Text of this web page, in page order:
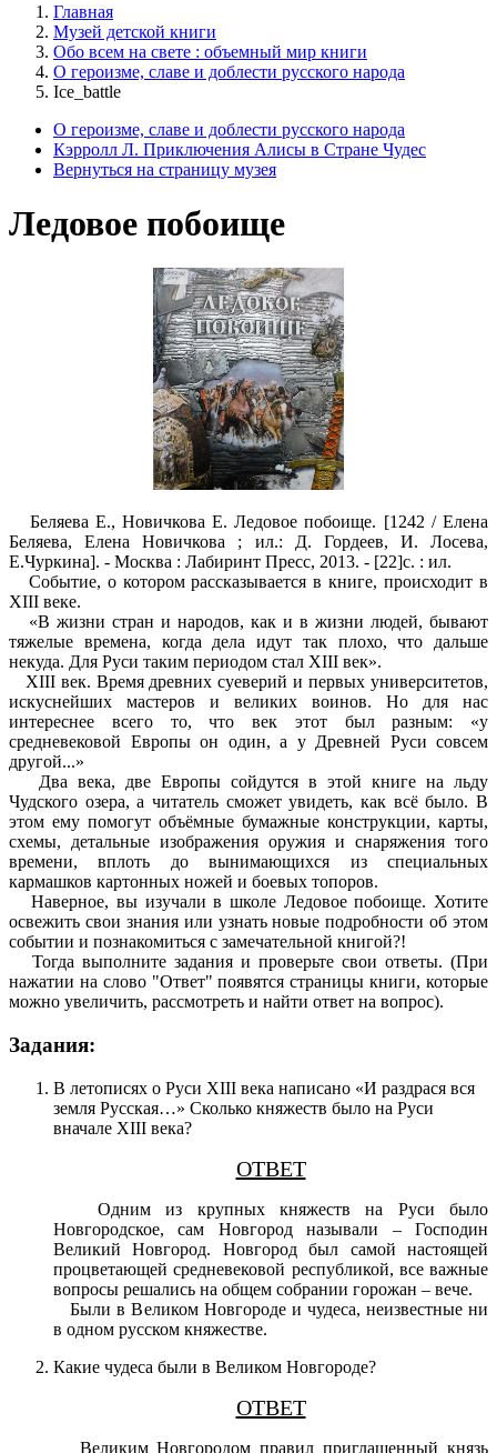
Главная
Музей детской книги
Обо всем на свете : объемный мир книги
О героизме, славе и доблести русского народа
Ice_battle
О героизме, славе и доблести русского народа
Кэрролл Л. Приключения Алисы в Стране Чудес
Вернуться на страницу музея
Ледовое побоище
Беляева Е., Новичкова Е. Ледовое побоище. [1242 / Елена
Беляева, Елена Новичкова ; ил.: Д. Гордеев, И. Лосева,
Е.Чуркина]. - Москва : Лабиринт Пресс, 2013. - [22]с. : ил.
Событие, о котором рассказывается в книге, происходит в
XIII веке.
«В жизни стран и народов, как и в жизни людей, бывают
тяжелые времена, когда дела идут так плохо, что дальше
некуда. Для Руси таким периодом стал XIII век».
XIII век. Время древних суеверий и первых университетов,
искуснейших мастеров и великих воинов. Но для нас
интереснее всего то, что век этот был разным: «у
средневековой Европы он один, а у Древней Руси совсем
другой...»
Два века, две Европы сойдутся в этой книге на льду
Чудского озера, а читатель сможет увидеть, как всё было. В
этом ему помогут объёмные бумажные конструкции, карты,
схемы, детальные изображения оружия и снаряжения того
времени, вплоть до вынимающихся из специальных
кармашков картонных ножей и боевых топоров.
Наверное, вы изучали в школе Ледовое побоище. Хотите
освежить свои знания или узнать новые подробности об этом
событии и познакомиться с замечательной книгой?!
Тогда выполните задания и проверьте свои ответы. (При
нажатии на слово "Ответ" появятся страницы книги, которые
можно увеличить, рассмотреть и найти ответ на вопрос).
Задания:
В летописях о Руси XIII века написано «И раздрася вся
земля Русская…» Сколько княжеств было на Руси
вначале XIII века?
ОТВЕТ
Одним из крупных княжеств на Руси было
Новгородское, сам Новгород называли – Господин
Великий Новгород. Новгород был самой настоящей
процветающей средневековой республикой, все важные
вопросы решались на общем собрании горожан – вече.
Были в Великом Новгороде и чудеса, неизвестные ни
в одном русском княжестве.
Какие чудеса были в Великом Новгороде?
ОТВЕТ
Великим Новгородом правил приглашенный князь